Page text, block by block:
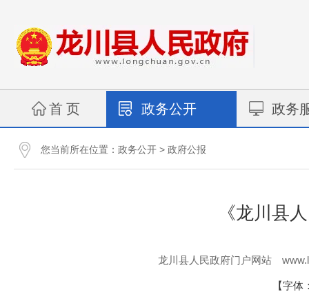
首 页 政务公开 政务
您当前所在位置： 政务公开 > 政府公报
《龙川县
龙川县人民政府门户网站
【字体